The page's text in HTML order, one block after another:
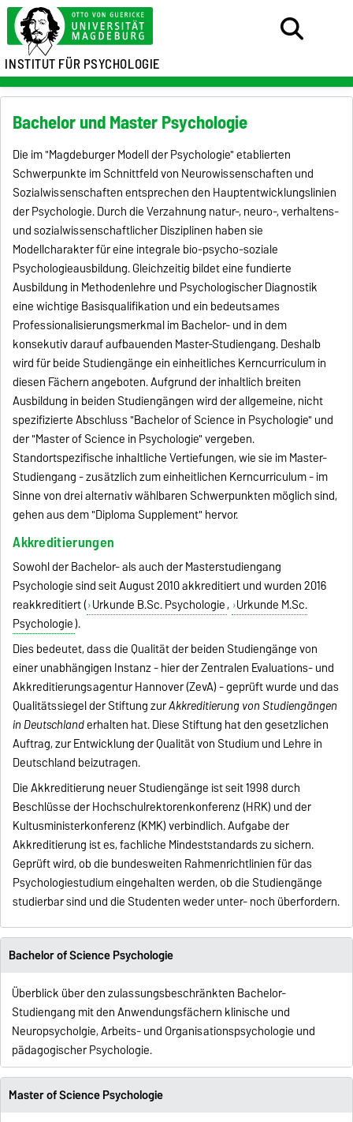
INSTITUT FÜR PSYCHOLOGIE
Bachelor und Master Psychologie
Die im "Magdeburger Modell der Psychologie" etablierten
Schwerpunkte im Schnittfeld von Neurowissenschaften und
Sozialwissenschaften entsprechen den Hauptentwicklungslinien
der Psychologie. Durch die Verzahnung natur-, neuro-, verhaltens-
und sozialwissenschaftlicher Disziplinen haben sie
Modellcharakter für eine integrale bio-psycho-soziale
Psychologieausbildung. Gleichzeitig bildet eine fundierte
Ausbildung in Methodenlehre und Psychologischer Diagnostik
eine wichtige Basisqualifikation und ein bedeutsames
Professionalisierungsmerkmal im Bachelor- und in dem
konsekutiv darauf aufbauenden Master-Studiengang. Deshalb
wird für beide Studiengänge ein einheitliches Kerncurriculum in
diesen Fächern angeboten. Aufgrund der inhaltlich breiten
Ausbildung in beiden Studiengängen wird der allgemeine, nicht
spezifizierte Abschluss "Bachelor of Science in Psychologie" und
der "Master of Science in Psychologie" vergeben.
Standortspezifische inhaltliche Vertiefungen, wie sie im Master-
Studiengang - zusätzlich zum einheitlichen Kerncurriculum - im
Sinne von drei alternativ wählbaren Schwerpunkten möglich sind,
gehen aus dem "Diploma Supplement" hervor.
Akkreditierungen
Sowohl der Bachelor- als auch der Masterstudiengang
Psychologie sind seit August 2010 akkreditiert und wurden 2016
reakkreditiert ( Urkunde B.Sc. Psychologie, Urkunde M.Sc.
Psychologie).
Dies bedeutet, dass die Qualität der beiden Studiengänge von
einer unabhängigen Instanz - hier der Zentralen Evaluations- und
Akkreditierungsagentur Hannover (ZevA) - geprüft wurde und das
Qualitätssiegel der Stiftung zurAkkreditierung von Studiengängen
in Deutschlanderhalten hat. Diese Stiftung hat den gesetzlichen
Auftrag, zur Entwicklung der Qualität von Studium und Lehre in
Deutschland beizutragen.
Die Akkreditierung neuer Studiengänge ist seit 1998 durch
Beschlüsse der Hochschulrektorenkonferenz (HRK) und der
Kultusministerkonferenz (KMK) verbindlich. Aufgabe der
Akkreditierung ist es, fachliche Mindeststandards zu sichern.
Geprüft wird, ob die bundesweiten Rahmenrichtlinien für das
Psychologiestudium eingehalten werden, ob die Studiengänge
studierbar sind und die Studenten weder unter- noch überfordern.
Bachelor of Science Psychologie
Überblick über den zulassungsbeschränkten Bachelor-
Studiengang mit den Anwendungsfächern klinische und
Neuropsycholgie, Arbeits- und Organisationspsychologie und
pädagogischer Psychologie.
Master of Science Psychologie